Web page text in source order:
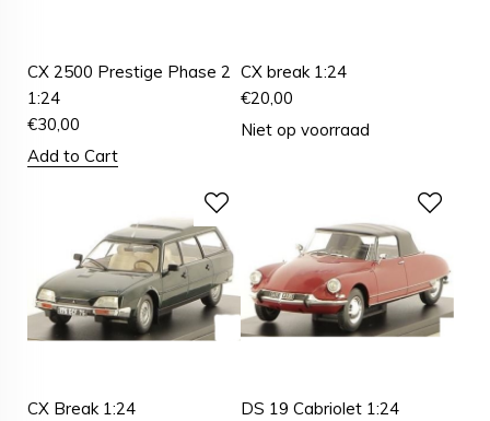
CX 2500 Prestige Phase 2
1:24
€30,00
Add to Cart
CX break 1:24
€20,00
Niet op voorraad
CX Break 1:24
DS 19 Cabriolet 1:24